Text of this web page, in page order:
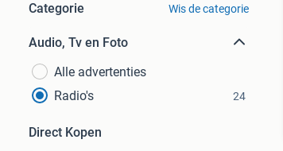
Categorie Wis de categorie
Audio, Tv en Foto
Alle advertenties
Radio's
24
Direct Kopen